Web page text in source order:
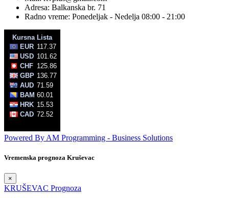
Adresa: Balkanska br. 71
Radno vreme: Ponedeljak - Nedelja 08:00 - 21:00
Powered By AM Programming - Business Solutions
Vremenska prognoza Kruševac
×
KRUŠEVAC Prognoza